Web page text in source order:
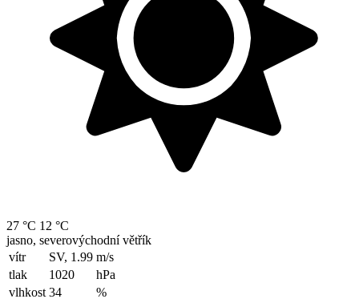
27 °C 12 °C
jasno, severovýchodní větřík
vítr
SV, 1.99 m/s
tlak
1020
hPa
vlhkost 34
%